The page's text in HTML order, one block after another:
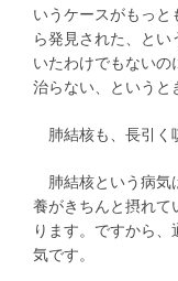
いうケースがもっ
ら発見された、とい
いたわけでもない
治らない、というと
肺結核も、長引く
肺結核という病気
養がきちんと摂れて
ります。ですから
気です。